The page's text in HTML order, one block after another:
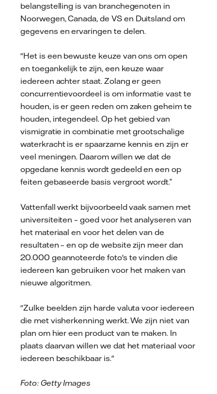
belangstelling is van branchegenoten in
Noorwegen, Canada, de VS en Duitsland om
gegevens en ervaringen te delen.
"Het is een bewuste keuze van ons om open
en toegankelijk te zijn, een keuze waar
iedereen achter staat. Zolang er geen
concurrentievoordeel is om informatie vast te
houden, is er geen reden om zaken geheim te
houden, integendeel. Op het gebied van
vismigratie in combinatie met grootschalige
waterkracht is er spaarzame kennis en zijn er
veel meningen. Daarom willen we dat de
opgedane kennis wordt gedeeld en een op
feiten gebaseerde basis vergroot wordt.”
Vattenfall werkt bijvoorbeeld vaak samen met
universiteiten – goed voor het analyseren van
het materiaal en voor het delen van de
resultaten – en op de website zijn meer dan
20.000 geannoteerde foto's te vinden die
iedereen kan gebruiken voor het maken van
nieuwe algoritmen.
"Zulke beelden zijn harde valuta voor iedereen
die met visherkenning werkt. We zijn niet van
plan om hier een product van te maken. In
plaats daarvan willen we dat het materiaal voor
iedereen beschikbaar is."
Foto: Getty Images